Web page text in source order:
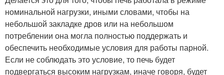
номинальной нагрузки, иными словами, чтобы на
небольшой закладке дров или на небольшом
потреблении она могла полностью поддержать и
обеспечить необходимые условия для работы парной.
Если не соблюдать это условие, то печь будет
подвергаться высоким нагрузкам, иначе говоря, будет